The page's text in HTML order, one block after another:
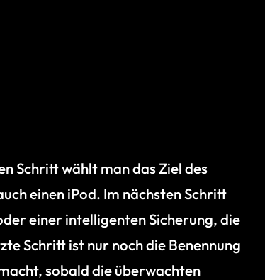
Schritt wählt man das Ziel des
einen iPod. Im nächsten Schritt
einer intelligenten Sicherung, die
Schritt ist nur noch die Benennung
sobald die überwachten